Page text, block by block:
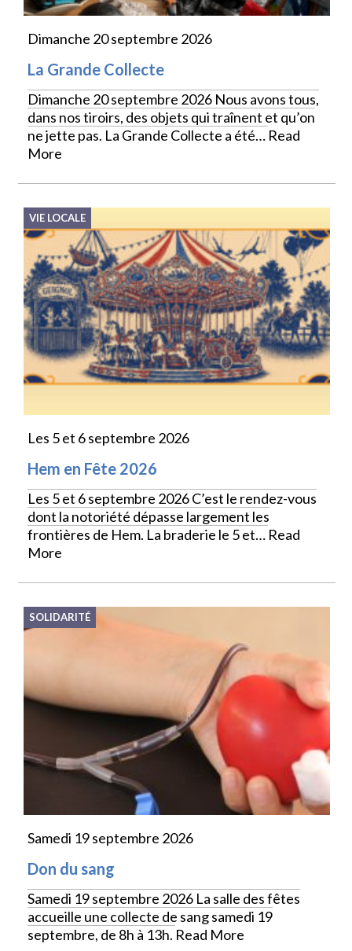
Dimanche 20 septembre 2026
La Grande Collecte
Dimanche 20 septembre 2026 Nous avons tous,
dans nos tiroirs, des objets qui traînent et qu’on
ne jette pas. La Grande Collecte a été… Read
More
VIE LOCALE
Les 5 et 6 septembre 2026
Hem en Fête 2026
Les 5 et 6 septembre 2026 C’est le rendez-vous
dont la notoriété dépasse largement les
frontières de Hem. La braderie le 5 et… Read
More
SOLIDARITÉ
Samedi 19 septembre 2026
Don du sang
Samedi 19 septembre 2026 La salle des fêtes
accueille une collecte de sang samedi 19
septembre, de 8h à 13h. Read More